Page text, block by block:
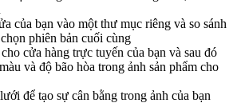
của bạn vào một thư mục riêng và so sánh
phiên bản cuối cùng
cửa hàng trực tuyến của bạn và sau đó
và độ bão hòa trong ảnh sản phẩm cho
để tạo sự cân bằng trong ảnh của bạn